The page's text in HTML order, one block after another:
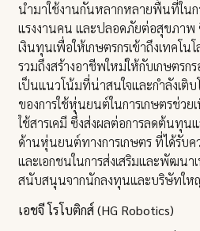
นำมาใช้งานกันหลากหลายพื้นที่ใน
แรงงานคน และปลอดภัยต่อสุขภาพ
เงินทุนเพื่อให้เกษตรกรเข้าถึงเทคโนโ
รวมถึงสร้างอาชีพใหม่ให้กับเกษตรก
เป็นแนวโน้มที่น่าสนใจและกำลังเติบโ
ของการใช้หุ่นยนต์ในการเกษตรช่ว
ใช้สารเคมี ซึ่งส่งผลต่อการลดต้นทุ
ด้านหุ่นยนต์ทางการเกษตร ที่ได้รับค
และเอกชนในการส่งเสริมและพัฒนา
สนับสนุนจากนักลงทุนและบริษัทให
เอชจี โรโบติกส์ (HG Robotics)